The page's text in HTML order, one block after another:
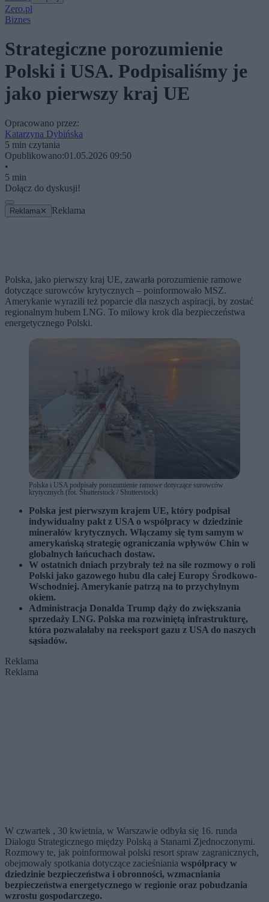
Zero.pl
Biznes
Strategiczne porozumienie
Polski i USA. Podpisaliśmy je
jako pierwszy kraj UE
Opracowano przez:
Katarzyna Dybińska
5 min czytania
Opublikowano:01.05.2026 09:50
•
5 min
Dołącz do dyskusji!
Reklama ✕ Reklama
Polska, jako pierwszy kraj UE, zawarła porozumienie ramowe
dotyczące surowców krytycznych – poinformowało MSZ.
Amerykanie wyrazili też poparcie dla naszych aspiracji, by zostać
regionalnym hubem LNG. To milowy krok dla bezpieczeństwa
energetycznego Polski.
Polska i USA podpisały porozumienie ramowe dotyczące surowców
krytycznych (fot. Shutterstock / Shutterstock)
Polska jest pierwszym krajem UE, który podpisał
indywidualny pakt z USA o współpracy w dziedzinie
minerałów krytycznych. Włączamy się tym samym w
amerykańską strategię ograniczania wpływów Chin w
globalnych łańcuchach dostaw.
W ostatnich dniach przybrały też na sile rozmowy o roli
Polski jako gazowego hubu dla całej Europy Środkowo-
Wschodniej. Amerykanie patrzą na to przychylnym
okiem.
Administracja Donalda Trump dąży do zwiększania
sprzedaży LNG. Polska ma rozwiniętą infrastrukturę,
która pozwalałaby na reeksport gazu z USA do naszych
sąsiadów.
Reklama
Reklama
W czwartek , 30 kwietnia, w Warszawie odbyła się 16. runda
Dialogu Strategicznego między Polską a Stanami Zjednoczonymi.
Rozmowy te, jak poinformował polski resort spraw zagranicznych,
obejmowały spotkania dotyczące zacieśniania współpracy w
dziedzinie bezpieczeństwa i obronności, wzmacniania
bezpieczeństwa energetycznego w regionie oraz pobudzania
wzrostu gospodarczego.